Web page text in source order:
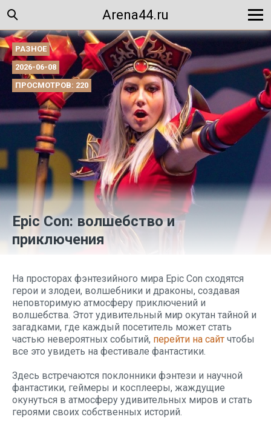
Arena44.ru
РАЗНОЕ
2026-06-08
ПРОСМОТРОВ: 220
Epic Con: волшебство и
приключения
На просторах фэнтезийного мира Epic Con сходятся
герои и злодеи, волшебники и драконы, создавая
неповторимую атмосферу приключений и
волшебства. Этот удивительный мир окутан тайной и
загадками, где каждый посетитель может стать
частью невероятных событий, перейти на сайт чтобы
все это увидеть на фестивале фантастики.
Здесь встречаются поклонники фэнтези и научной
фантастики, геймеры и косплееры, жаждущие
окунуться в атмосферу удивительных миров и стать
героями своих собственных историй.